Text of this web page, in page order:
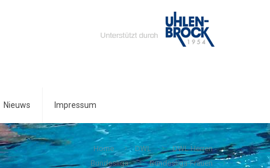
Nieuws Impressum
Home DWL
DWL Herren
Bundesliga
Bundesliga-Frauen